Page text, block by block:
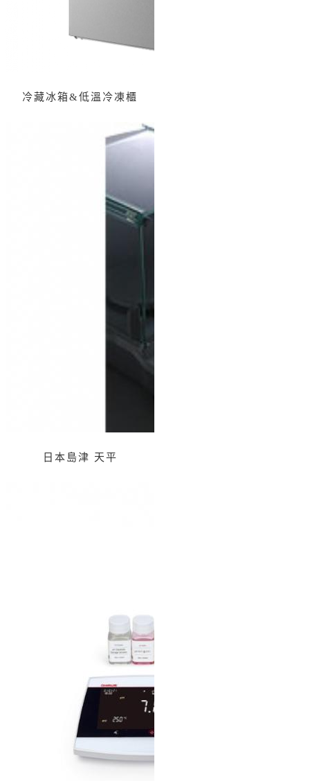
冷藏冰箱&低溫冷凍櫃
日本島津 天平